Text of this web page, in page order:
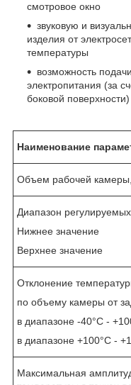
смотровое окно
звуковую и
изделия от
температуры
возможность
электропитания (за
боковой поверхности)
Наименование
Объем рабочей
Диапазон
Нижнее значение
Верхнее значение
Отклонение
по объему камеры от
в диапазоне -40°С -
в диапазоне +100°С -
Максимальная